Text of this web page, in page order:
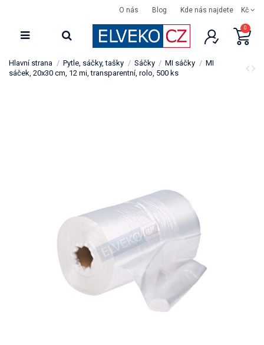
O nás Blog Kde nás najdete Kč
0
Hlavní strana Pytle, sáčky, tašky Sáčky MI sáčky
MI
sáček, 20x30 cm, 12 mi, transparentní, rolo, 500 ks